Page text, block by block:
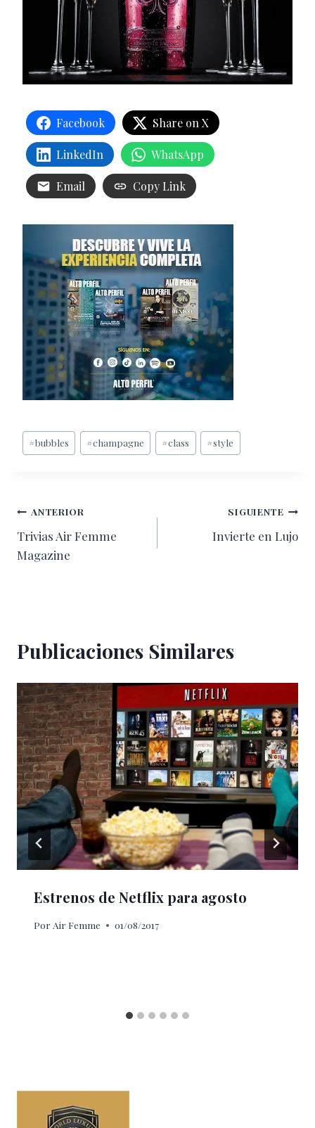
Facebook Share on X
LinkedIn WhatsApp
Email Copy Link
Etiquetas
de
#bubbles #champagne #class #style
Navegación
de
ANTERIOR
Trivias Air Femme
Magazine
SIGUIENTE
Invierte en Lujo
Publicaciones Similares
Estrenos de Netflix para agosto
Por Air Femme 01/08/2017